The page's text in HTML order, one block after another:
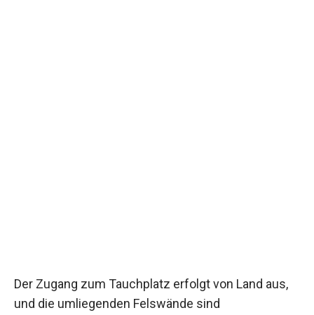
Der Zugang zum Tauchplatz erfolgt von Land aus,
und die umliegenden Felswände sind